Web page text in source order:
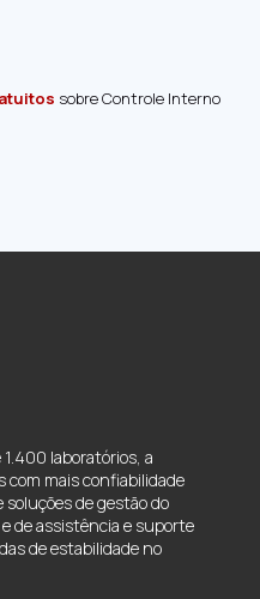
sobre Controle Interno
laboratórios, a
com mais confiabilidade
de gestão do
de assistência e suporte
de estabilidade no